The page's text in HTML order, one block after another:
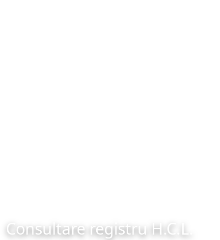
Consultare registru H.C.L.